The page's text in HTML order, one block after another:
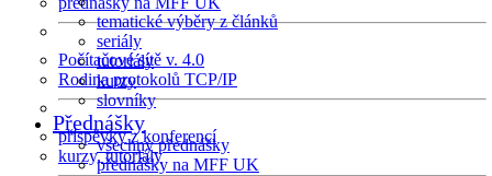
Počítačové sítě v. 4.0
Rodina protokolů TCP/IP
příspěvky z konferencí
kurzy, tutoriály
tematické výběry z článků
seriály
tutoriály
kurzy
slovníky
Přednášky
všechny přednášky
přednášky na MFF UK